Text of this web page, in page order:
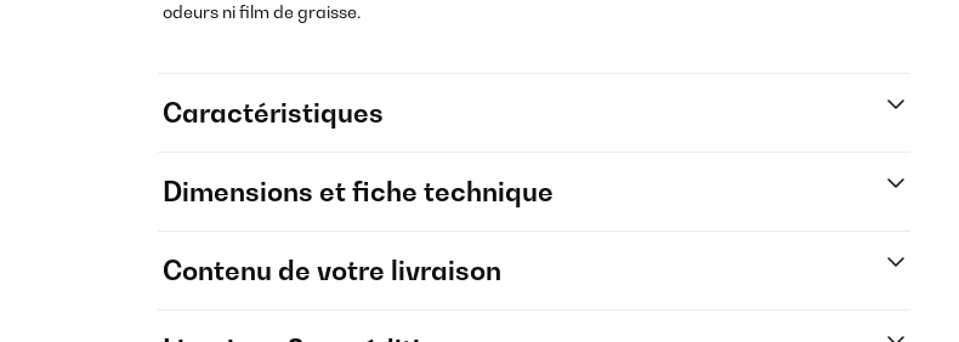
odeurs ni film de graisse.
Caractéristiques
Dimensions et fiche technique
Contenu de votre livraison